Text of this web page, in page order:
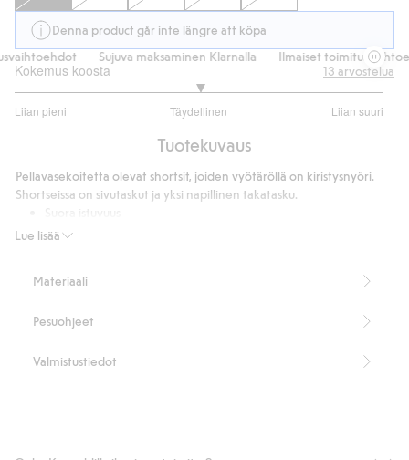
Denna product går inte längre att köpa
Sujuva maksaminen Klarnalla Ilmaiset
Kokemus koosta
Liian pieni Täydellinen Liian suuri
/
ääneen
13 arvostelua
Tuotekuvaus
Lue lisää
Pellavasekoitetta olevat shortsit, joiden vyötäröllä on kiristysnyöri.
Shortseissa on sivutaskut ja yksi napillinen takatasku.
Sisälahkeen pituus 24 cm koossa M
Masters of FLAX FIBRE™ Blend
Materiaali
Pesuohjeet
Valmistustiedot